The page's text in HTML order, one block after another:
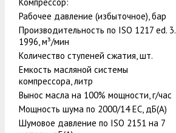
Рабочее давление (избыточное), бар
Производительность по ISO 1217 ed. 3.
1996, м³/мин
Количество ступеней сжатия, шт.
Емкость масляной системы
компрессора, литр
Вынос масла на 100% мощности, г/час
Мощность шума по 2000/14 ЕС, дБ(А)
Шумовое давление по ISO 2151 на 7